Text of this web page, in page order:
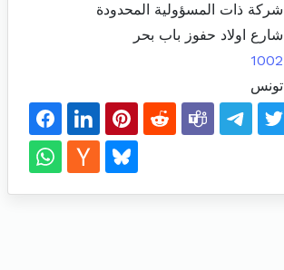
شركة ذات المسؤولية المحدودة
شارع اولاد حفوز باب بحر
1002
تونس